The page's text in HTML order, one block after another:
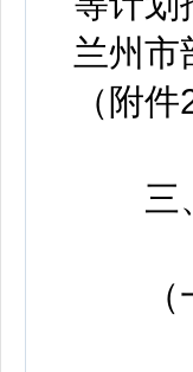
兰州市
（附件
三、
（一